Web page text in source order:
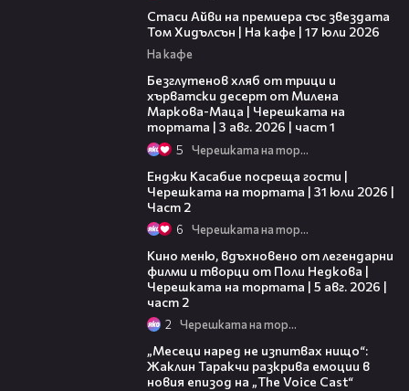
Стаси Айви на премиера със звездата
Том Хидълсън | На кафе | 17 юли 2026
На кафе
Безглутенов хляб от трици и
хърватски десерт от Милена
Маркова-Маца | Черешката на
тортата | 3 авг. 2026 | част 1
5 Черешката на тортата
Енджи Касабие посреща гости |
Черешката на тортата | 31 юли 2026 |
Част 2
6 Черешката на тортата
Кино меню, вдъхновено от легендарни
филми и творци от Поли Недкова |
Черешката на тортата | 5 авг. 2026 |
част 2
2 Черешката на тортата
„Месеци наред не изпитвах нищо“:
Жаклин Таракчи разкрива емоции в
новия епизод на „The Voice Cast“